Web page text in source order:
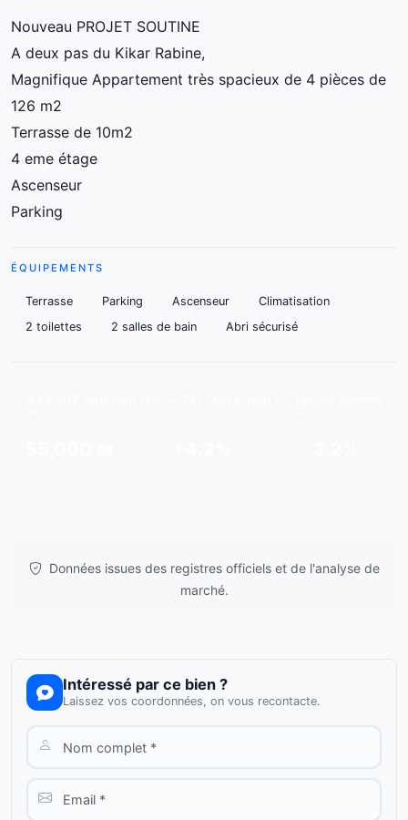
Nouveau PROJET SOUTINE
A deux pas du Kikar Rabine,
Magnifique Appartement très spacieux de 4 pièces de
126 m2
Terrasse de 10m2
4 eme étage
Ascenseur
Parking
ÉQUIPEMENTS
Terrasse Parking Ascenseur
Climatisation
2 toilettes
2 salles de bain Abri sécurisé
Données issues des registres officiels et de l'analyse de
marché.
Intéressé par ce bien ?
Laissez vos coordonnées, on vous recontacte.